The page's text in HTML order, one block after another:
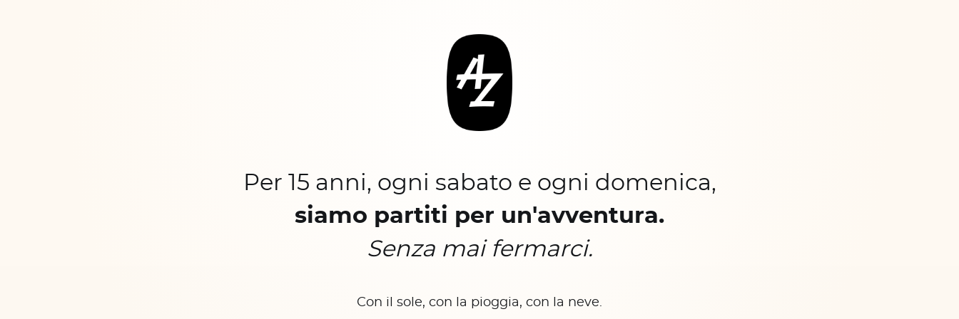
Per 15 anni, ogni sabato e ogni domenica,
siamo partiti per un'avventura.
Senza mai fermarci.
Con il sole, con la pioggia, con la neve.